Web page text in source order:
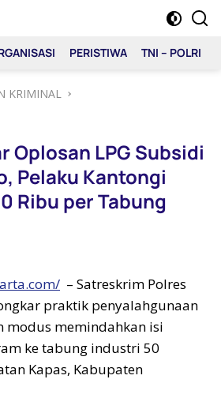
PERISTIWA TNI – POLRI
KRIMINAL
Oplosan LPG Subsidi
Pelaku Kantongi
Ribu per Tabung
– Satreskrim Polres
praktik penyalahgunaan
modus memindahkan isi
ke tabung industri 50
Kapas, Kabupaten